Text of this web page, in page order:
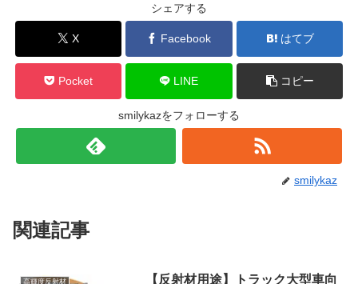
き
シェアする
X Facebook はてブ
Pocket LINE コピー
smilykazをフォローする
smilykaz
関連記事
高輝度反射材
【反射材用途】トラック大型車向